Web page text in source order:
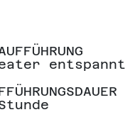
entspannt